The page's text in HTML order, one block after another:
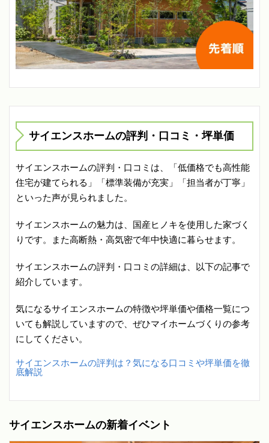
サイエンスホームの評判・口コミ・坪単価
サイエンスホームの評判・口コミは、「低価格でも高性能
住宅が建てられる」「標準装備が充実」「担当者が丁寧」
といった声が見られました。
サイエンスホームの魅力は、国産ヒノキを使用した家づく
りです。また高断熱・高気密で年中快適に暮らせます。
サイエンスホームの評判・口コミの詳細は、以下の記事で
紹介しています。
気になるサイエンスホームの特徴や坪単価や価格一覧につ
いても解説していますので、ぜひマイホームづくりの参考
にしてください。
サイエンスホームの評判は？気になる口コミや坪単価を徹
底解説
サイエンスホームの新着イベント